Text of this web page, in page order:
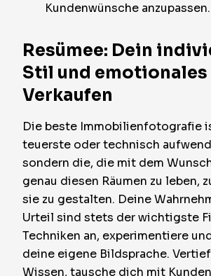
Kundenwünsche anzupassen.
Resümee: Dein
Stil und emotionales
Verkaufen
Die beste Immobilienfotografie
teuerste oder technisch
sondern die, die mit dem
genau diesen Räumen zu leben,
sie zu gestalten. Deine
Urteil sind stets der wichtigste
Techniken an, experimentiere
deine eigene Bildsprache.
Wissen, tausche dich mit